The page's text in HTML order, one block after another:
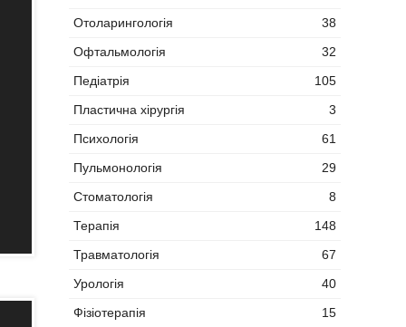
Отоларингологія
38
Офтальмологія
32
Педіатрія
105
Пластична хірургія
3
Психологія
61
Пульмонологія
29
Стоматологія
8
Терапія
148
Травматологія
67
Урологія
40
Фізіотерапія
15